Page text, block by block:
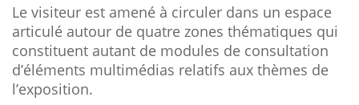
Le visiteur est amené à circuler dans un espace
articulé autour de quatre zones thématiques qui
constituent autant de modules de consultation
d’éléments multimédias relatifs aux thèmes de
l’exposition.